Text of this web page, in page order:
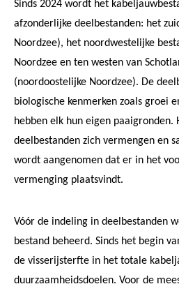
Sinds 2024 wordt het
afzonderlijke deelbestanden: het
Noordzee), het noordwestelijke
Noordzee en ten westen van
(noordoostelijke Noordzee). De
biologische kenmerken zoals groei
hebben elk hun eigen paaigronden.
deelbestanden zich vermengen en
wordt aangenomen dat er in het
vermenging plaatsvindt.
Vóór de indeling in deelbestanden
bestand beheerd. Sinds het begin
de visserijsterfte in het totale
duurzaamheidsdoelen. Voor de